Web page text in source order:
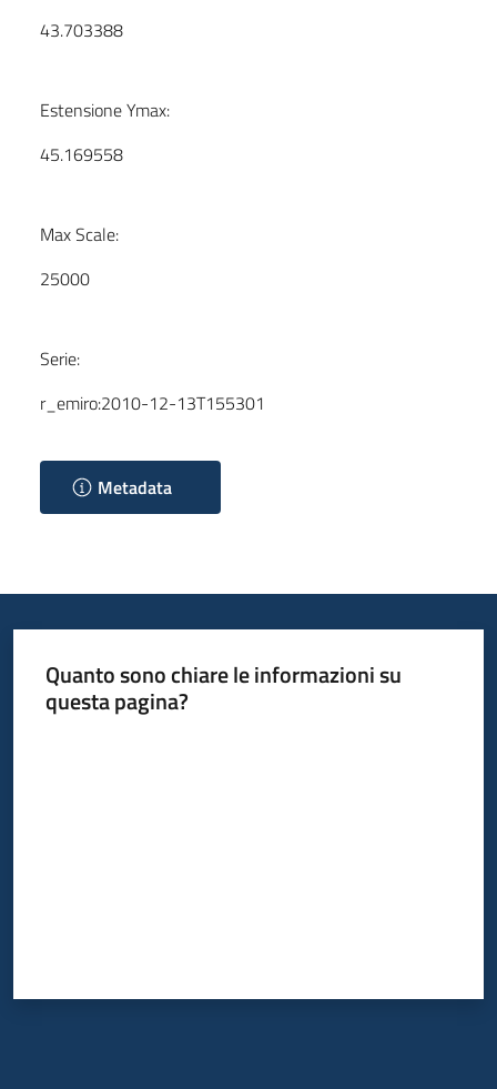
43.703388
Estensione Ymax:
45.169558
Max Scale:
25000
Serie:
r_emiro:2010-12-13T155301
Metadata
Quanto sono chiare le informazioni su
questa pagina?